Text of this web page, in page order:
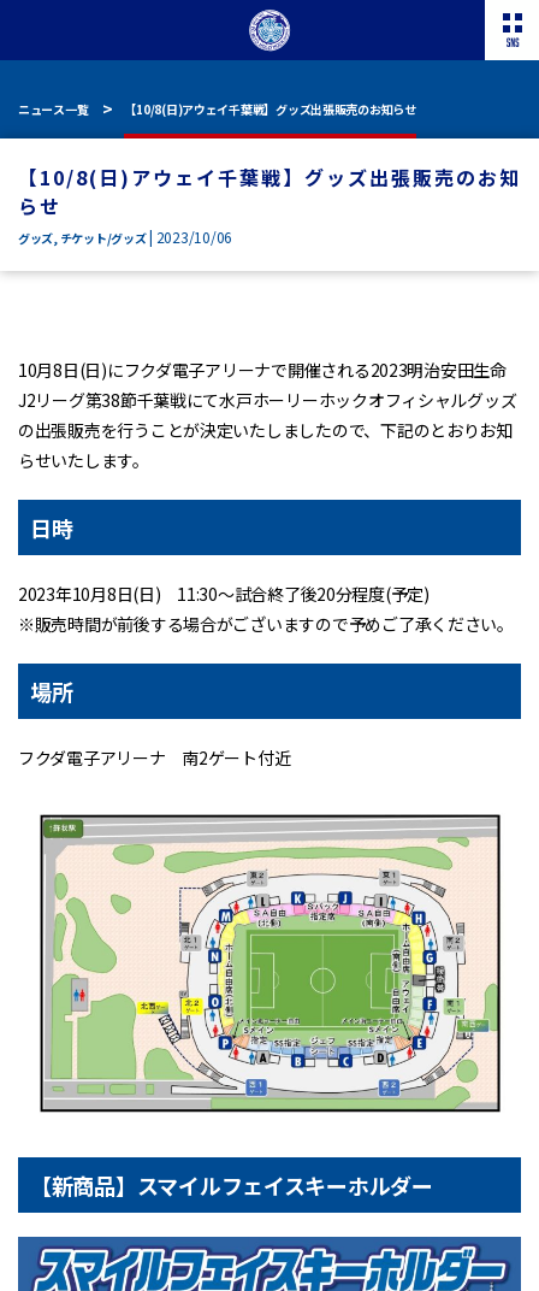
ニュース一覧 【10/8(日)アウェイ千葉戦】グッズ出張販売のお知らせ
【10/8(日)アウェイ千葉戦】グッズ出張販売のお知
らせ
グッズ, チケット/グッズ| 2023/10/06
10月8日(日)にフクダ電子アリーナで開催される2023明治安田生命
J2リーグ第38節千葉戦にて水戸ホーリーホックオフィシャルグッズ
の出張販売を行うことが決定いたしましたので、下記のとおりお知
らせいたします。
日時
2023年10月8日(日) 11:30～試合終了後20分程度(予定)
※販売時間が前後する場合がございますので予めご了承ください。
場所
フクダ電子アリーナ 南2ゲート付近
【新商品】スマイルフェイスキーホルダー